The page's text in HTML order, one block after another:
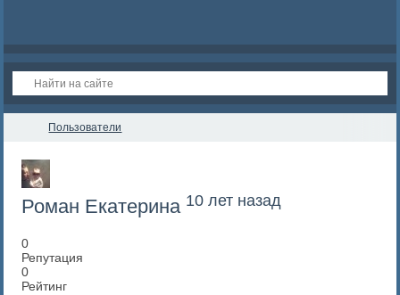
Пользователи
Роман Екатерина 10 лет назад
0
Репутация
0
Рейтинг